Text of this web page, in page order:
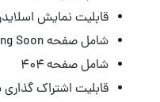
قابلیت نمایش
شامل صفحه Coming Soon
شامل صفحه ۴۰۴
قابلیت اشتراک